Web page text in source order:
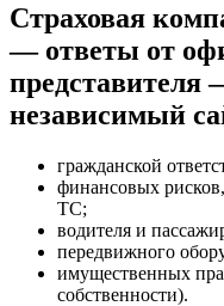
Страховая
— ответы от
независимый
гражданской
финансовых
ТС;
водителя и
передвижного
имущественных
собственности).